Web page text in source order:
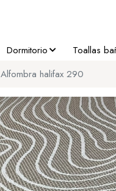
Dormitorio
Toallas
Alfombra halifax 290